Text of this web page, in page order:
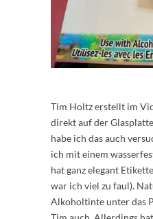
Tim Holtz erstellt im
direkt auf der
habe ich das auch
ich mit einem
hat ganz elegant
war ich viel zu faul).
Alkoholtinte unter das